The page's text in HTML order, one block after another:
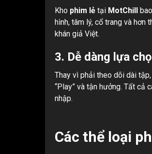
Kho phim lẻ tại MotChill
hình, tâm lý, cổ trang và
khán giả Việt.
3. Dễ dàng lựa
Thay vì phải theo dõi dài
“Play” và tận hưởng. Tất cả
nhập.
Các thể loại